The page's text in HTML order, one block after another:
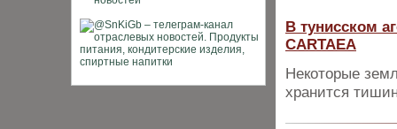
В тунисском
CARTAEA
Некоторые
хранится